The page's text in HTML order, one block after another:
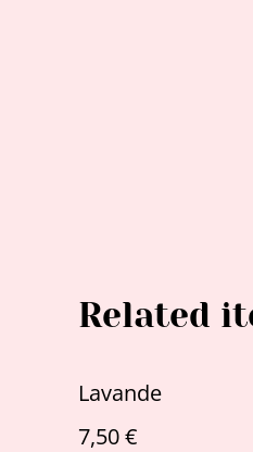
Related
Lavande
7,50 €